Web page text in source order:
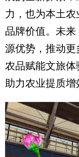
力，也为本土
品牌价值。未
源优势，推动
农品赋能文旅体
助力农业提质增